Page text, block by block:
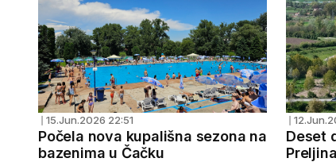
❘ 15.Jun.2026 22:51
Počela nova kupališna sezona na
bazenima u Čačku
❘
Deset